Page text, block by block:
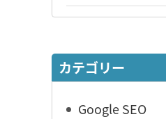
カテゴリー
Google SEO